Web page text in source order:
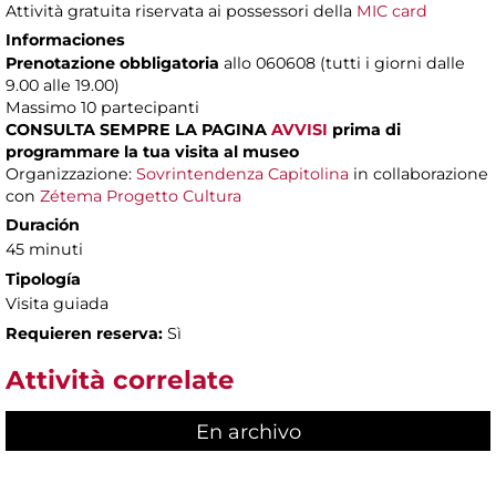
Attività gratuita riservata ai possessori della MIC card
Informaciones
Prenotazione obbligatoria allo 060608 (tutti i giorni dalle
9.00 alle 19.00)
Massimo 10 partecipanti
CONSULTA SEMPRE LA PAGINA AVVISI prima di
programmare la tua visita al museo
Organizzazione: Sovrintendenza Capitolina in collaborazione
con Zétema Progetto Cultura
Duración
45 minuti
Tipología
Visita guiada
Requieren reserva: Sì
Attività correlate
En archivo